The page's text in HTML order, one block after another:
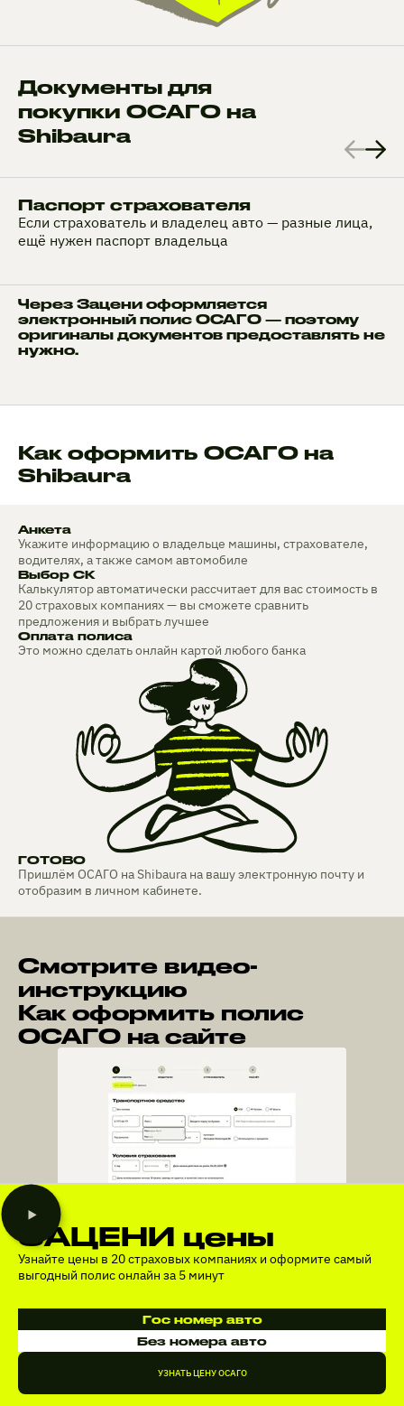
Документы для
покупки ОСАГО на
Shibaura
Паспорт страхователя
Если страхователь и владелец авто — разные лица,
ещё нужен паспорт владельца
Через Зацени оформляется
электронный полис ОСАГО — поэтому
оригиналы документов предоставлять не
нужно.
Как оформить ОСАГО на
Shibaura
Анкета
Укажите информацию о владельце машины, страхователе,
водителях, а также самом автомобиле
Выбор СК
Калькулятор автоматически рассчитает для вас стоимость в
20 страховых компаниях — вы сможете сравнить
предложения и выбрать лучшее
Оплата полиса
Это можно сделать онлайн картой любого банка
ГОТОВО
Пришлём ОСАГО на Shibaura на вашу электронную почту и
отобразим в личном кабинете.
Смотрите видео-
инструкцию
Как оформить полис
ОСАГО на сайте
ЗАЦЕНИ цены
Узнайте цены в 20 страховых компаниях и оформите самый
выгодный полис онлайн за 5 минут
Гос номер авто
Без номера авто
УЗНАТЬ ЦЕНУ ОСАГО